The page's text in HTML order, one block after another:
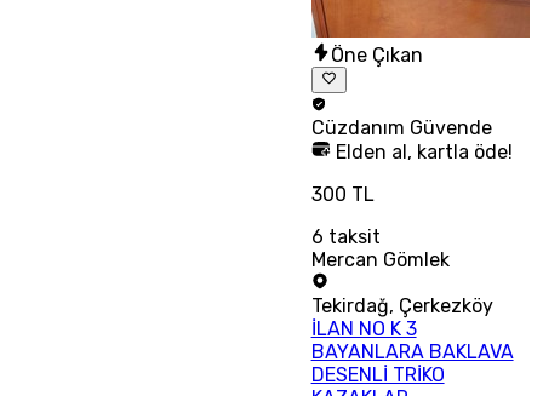
Öne Çıkan
Cüzdanım Güvende
Elden al, kartla öde!
300 TL
6 taksit
Mercan Gömlek
Tekirdağ, Çerkezköy
İLAN NO K 3
BAYANLARA BAKLAVA
DESENLİ TRİKO